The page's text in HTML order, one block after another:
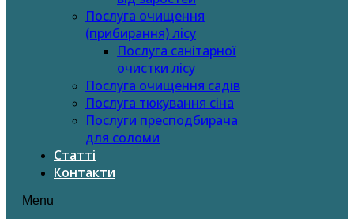
Послуга очищення
(прибирання) лісу
Послуга санітарної
очистки лісу
Послуга очищення садів
Послуга тюкування сіна
Послуги пресподбирача
для соломи
Статті
Контакти
Menu